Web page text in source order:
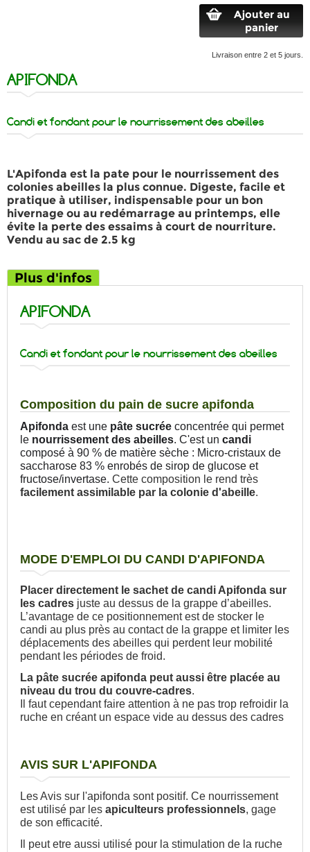
Ajouter au
panier
Livraison entre 2 et 5 jours.
APIFONDA
Candi et fondant pour le nourrissement des abeilles
L'Apifonda est la pate pour le nourrissement des
colonies abeilles la plus connue. Digeste, facile et
pratique à utiliser, indispensable pour un bon
hivernage ou au redémarrage au printemps, elle
évite la perte des essaims à court de nourriture.
Vendu au sac de 2.5 kg
Plus d'infos
APIFONDA
Candi et fondant pour le nourrissement des abeilles
Composition du pain de sucre apifonda
Apifondaest une pâte sucrée concentrée qui permet
le nourrissement des abeilles. C'est uncandi
composé à 90 % de matière sèche : Micro-cristaux de
saccharose 83 % enrobés de sirop de glucose et
fructose/invertase. Cette composition le rend très
facilement assimilable par la colonie d'abeille.
MODE D'EMPLOI DU CANDI D'APIFONDA
Placer directement le sachet de candi Apifondasur
les cadres juste au dessus de la grappe d’abeilles.
L’avantage de ce positionnement est de stocker le
candi au plus près au contact de la grappe et limiter les
déplacements des abeilles qui perdent leur mobilité
pendant les périodes de froid.
La pâte sucrée apifonda peut aussi être placée au
niveau du trou du couvre-cadres.
Il faut cependant faire attention à ne pas trop refroidir la
ruche en créant un espace vide au dessus des cadres
AVIS SUR L'APIFONDA
Les Avis sur l'apifonda sont positif. Ce nourrissement
est utilisé par lesapiculteurs professionnels, gage
de son efficacité.
Il peut etre aussi utilisé pour la stimulation de la ruche